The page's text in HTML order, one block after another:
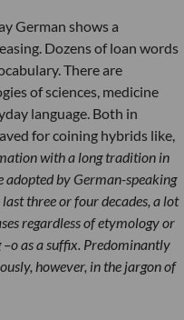
German shows a
Dozens of loan words
There are
of sciences, medicine
language. Both in
for coining hybrids like,
with a long tradition in
adopted by German-speaking
three or four decades, a lot
regardless of etymology or
–oas a suffix. Predominantly
however, in the jargon of